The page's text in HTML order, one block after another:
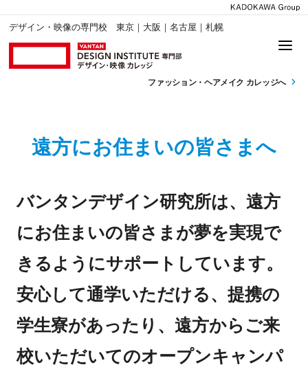
デザイン・映像の専門校 東京｜大阪｜名古屋｜札幌
ファッション・ ヘアメイク カレッジへ
遠方にお住まいの皆さまへ
バンタンデザイン研究所は、遠方
にお住まいの皆さまが夢を実現で
きるようにサポートしています。
安心して通学いただける、提携の
学生寮があったり、遠方からご来
校いただいてのオープンキャンパ